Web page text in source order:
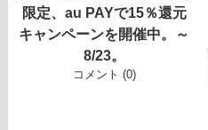
限定、au PAYで15％還元
キャンペーンを開催中。～
8/23。
コメント (0)